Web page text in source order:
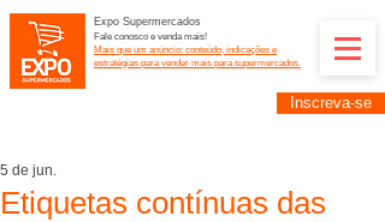
Expo Supermercados
Fale conosco e venda mais!
Mais que um anúncio: conteúdo, indicações e
estratégias para vender mais para supermercados.
Inscreva-se
Etiquetas contínuas das
5 de jun.